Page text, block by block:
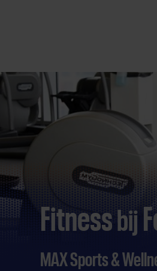
Direct
door
naar
Fitness bij
MAX Sports &